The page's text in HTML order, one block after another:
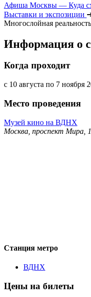
Афиша Москвы — Куда
Выставки и экспозиции
Многослойная
Информация о
Когда проходит
с 10 августа по 7 ноября
Место проведения
Музей кино на ВДНХ
Москва, проспект Мира,
Станция метро
ВДНХ
Цены на билеты